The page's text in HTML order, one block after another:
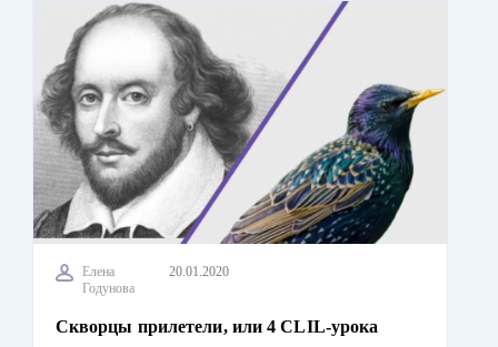
Елена
Годунова
20.01.2020
Скворцы прилетели, или 4 CLIL-урока